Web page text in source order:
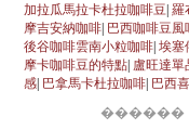
加拉瓜馬拉卡杜拉咖啡豆|羅
摩吉安納咖啡| 巴西咖啡豆風
後谷咖啡雲南小粒咖啡|埃塞
摩卡咖啡豆的特點| 盧旺達單
感| 巴拿馬卡杜拉咖啡| 巴西
������